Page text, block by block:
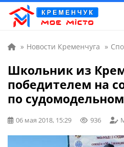
» Новости Кременчуга »
Школьник из
победителем на
по
06 мая 2018, 15:29 936